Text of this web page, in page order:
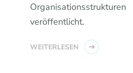
Organisationsstrukturen
veröffentlicht.
WEITERLESEN